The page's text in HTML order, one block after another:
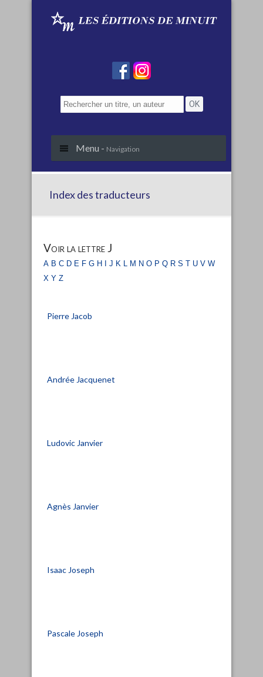
Menu - Navigation
Index des traducteurs
Voir la lettre J
a b c d e fg h i j k l m no p q rs t uvw
x yz
Pierre Jacob
Andrée Jacquenet
Ludovic Janvier
Agnès Janvier
Isaac Joseph
Pascale Joseph